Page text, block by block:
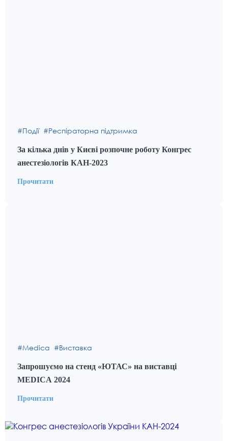
Події Респіраторна підтримка
За кілька днів у Києві розпочне роботу Конгрес
анестезіологів КАН-2023
Прочитати
Medica Виставка
Запрошуємо на стенд «ЮТАС» на виставці
MEDICA 2024
Прочитати